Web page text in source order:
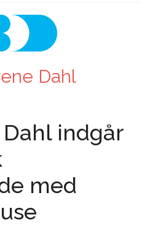
Dahl
indgår
med